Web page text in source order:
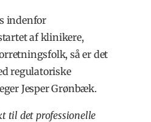
indenfor
af klinikere,
så er det
regulatoriske
Jesper Grønbæk.
til det professionelle